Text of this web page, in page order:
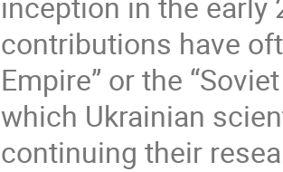
contributions have
Empire” or the
which Ukrainian
continuing their